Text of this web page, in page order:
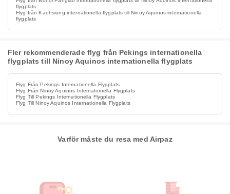
flygplats
Flyg från Kaohsiung internationella flygplats till Ninoy Aquinos internationella
flygplats
Fler rekommenderade flyg från Pekings internationella
flygplats till Ninoy Aquinos internationella flygplats
Flyg Från Pekings Internationella Flygplats
Flyg Från Ninoy Aquinos Internationella Flygplats
Flyg Till Pekings Internationella Flygplats
Flyg Till Ninoy Aquinos Internationella Flygplats
Varför måste du resa med Airpaz